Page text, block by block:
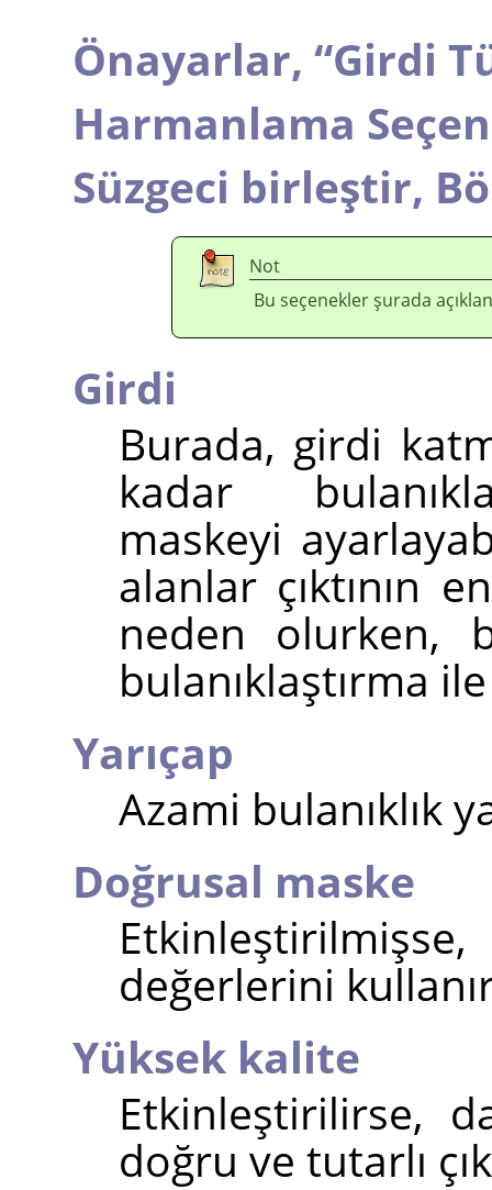
Önayarlar, “Girdi
Harmanlama
Süzgeci birleştir,
Not
Bu seçenekler şurada
Girdi
Burada, girdi
kadar
maskeyi
alanlar çıktının
neden olurken,
bulanıklaştırma
Yarıçap
Azami bulanıklık
Doğrusal maske
değerlerini
Yüksek kalite
Etkinleştirilirse,
doğru ve tutarlı